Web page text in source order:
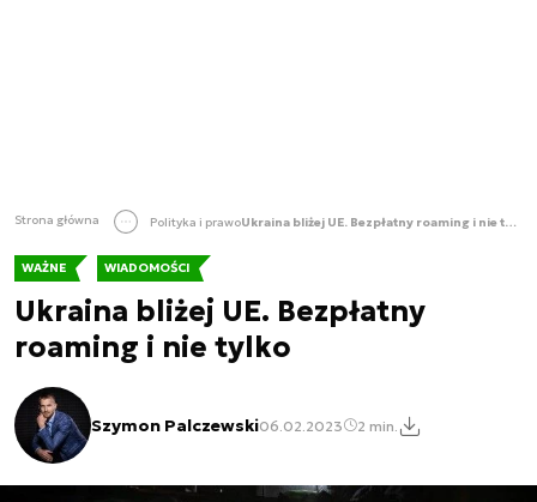
Strona główna Polityka i prawo Ukraina bliżej UE. Bezpłatny roaming i nie tylko
WAŻNE WIADOMOŚCI
Ukraina bliżej UE. Bezpłatny
roaming i nie tylko
Szymon Palczewski06.02.2023 2 min.